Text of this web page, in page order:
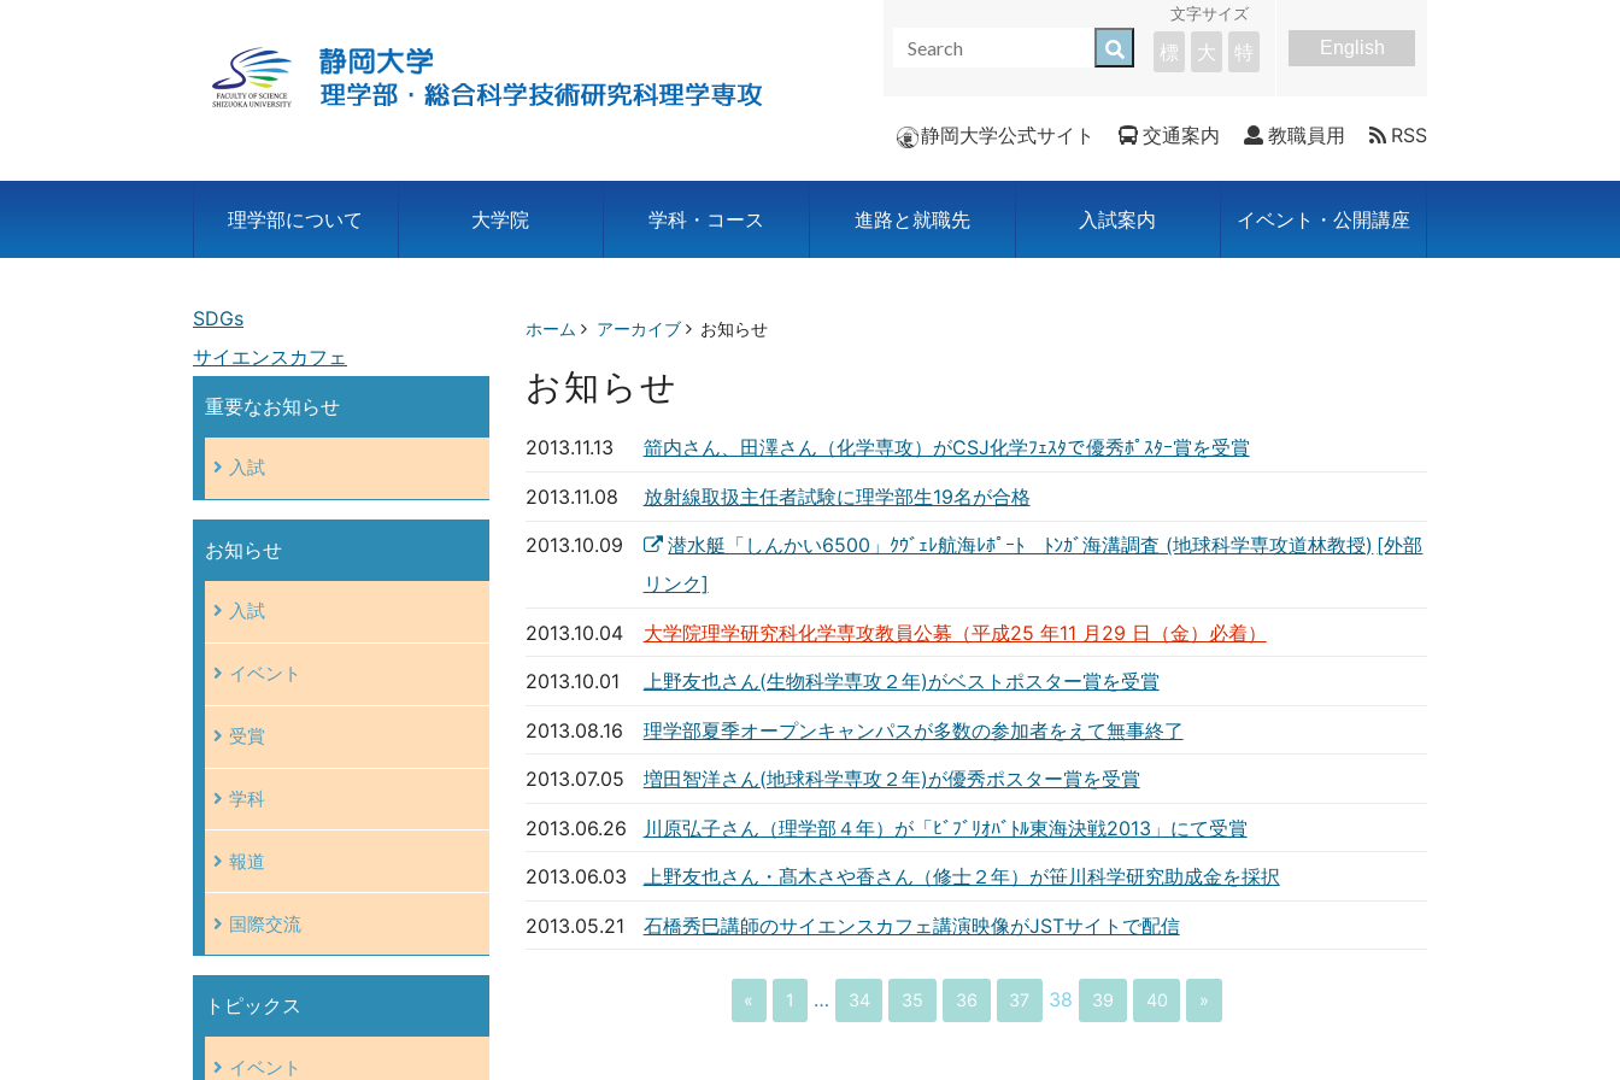
文字サイズ
標 大 特 English
静岡大学公式サイト 交通案内 教職員用 RSS
理学部について 大学院 学科・コース 進路と就職先 入試案内 イベント・公開講座
SDGs
サイエンスカフェ
重要なお知らせ
入試
お知らせ
入試
イベント
受賞
学科
報道
国際交流
トピックス
イベント
ホーム アーカイブ お知らせ
お知らせ
2013.11.13 箭内さん、田澤さん（化学専攻）がCSJ化学ﾌｪｽﾀで優秀ﾎﾟｽﾀｰ賞を受賞
2013.11.08 放射線取扱主任者試験に理学部生19名が合格
2013.10.09 潜水艇「しんかい6500」ｸｳﾞｪﾚ航海ﾚﾎﾟｰﾄ ﾄﾝｶﾞ海溝調査 (地球科学専攻道林教授)
2013.10.04 大学院理学研究科化学専攻教員公募（平成25 年11 月29 日（金）必着）
2013.10.01 上野友也さん(生物科学専攻２年)がベストポスター賞を受賞
2013.08.16 理学部夏季オープンキャンパスが多数の参加者をえて無事終了
2013.07.05 増田智洋さん(地球科学専攻２年)が優秀ポスター賞を受賞
2013.06.26 川原弘子さん（理学部４年）が「ﾋﾞﾌﾞﾘｵﾊﾞﾄﾙ東海決戦2013」にて受賞
2013.06.03 上野友也さん・髙木さや香さん（修士２年）が笹川科学研究助成金を採択
2013.05.21 石橋秀巳講師のサイエンスカフェ講演映像がJSTサイトで配信
« 1 … 34 35 36 37 38 39 40 »